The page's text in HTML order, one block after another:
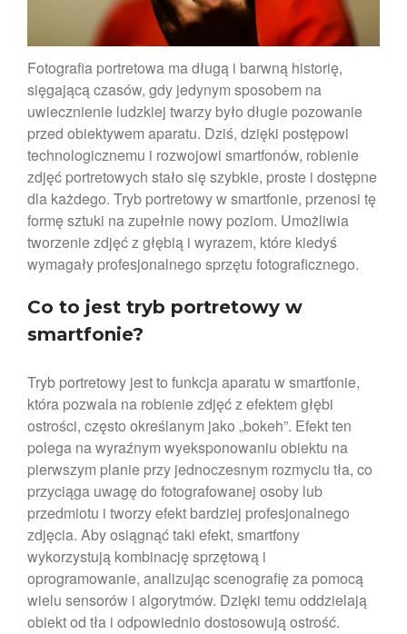
Współpraca
Album Foto Box 2×100 Zdjęć
Album Stone 304 zdjęć
Album Foto 2x100szt 10×15
box
Album Scott 200 zdjęć
listopad 2024
październik 2024
marzec 2024
luty 2024
styczeń 2024
grudzień 2023
listopad 2023
październik 2023
Fotografia portretowa ma długą i barwną historię,
sięgającą czasów, gdy jedynym sposobem na
uwiecznienie ludzkiej twarzy było długie pozowanie
przed obiektywem aparatu. Dziś, dzięki postępowi
technologicznemu i rozwojowi smartfonów, robienie
zdjęć portretowych stało się szybkie, proste i dostępne
dla każdego. Tryb portretowy w smartfonie, przenosi tę
formę sztuki na zupełnie nowy poziom. Umożliwia
tworzenie zdjęć z głębią i wyrazem, które kiedyś
wymagały profesjonalnego sprzętu fotograficznego.
Co to jest tryb portretowy w
smartfonie?
Tryb portretowy jest to funkcja aparatu w smartfonie,
która pozwala na robienie zdjęć z efektem głębi
ostrości, często określanym jako „bokeh”. Efekt ten
polega na wyraźnym wyeksponowaniu obiektu na
pierwszym planie przy jednoczesnym rozmyciu tła, co
przyciąga uwagę do fotografowanej osoby lub
przedmiotu i tworzy efekt bardziej profesjonalnego
zdjęcia. Aby osiągnąć taki efekt, smartfony
wykorzystują kombinację sprzętową i
oprogramowanie, analizując scenografię za pomocą
wielu sensorów i algorytmów. Dzięki temu oddzielają
obiekt od tła i odpowiednio dostosowują ostrość.